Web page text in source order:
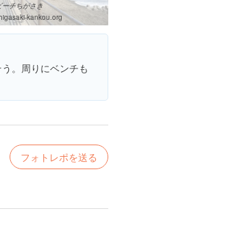
ーチちがさき
kankou.org
。周りにベンチも
フォトレポを送る